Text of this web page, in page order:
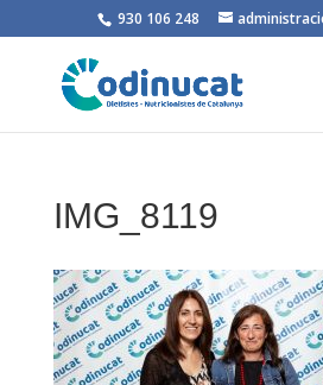
930 106 248
IMG_8119